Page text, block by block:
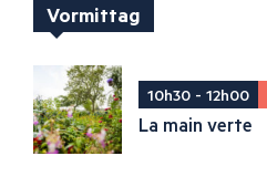
Vormittag
10h30 - 12h00
La main verte